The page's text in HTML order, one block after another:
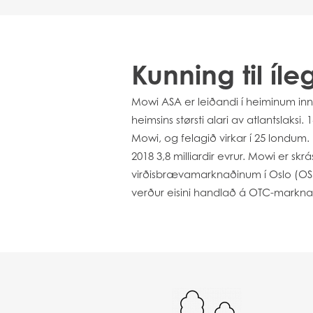
Kunning til
Mowi ASA er leiðandi í heiminum
heimsins størsti alari av atlantslaksi.
Mowi, og felagið virkar í 25 londum.
2018 3,8 milliardir evrur. Mowi er
virðisbrævamarknaðinum í Oslo
verður eisini handlað á OTC-